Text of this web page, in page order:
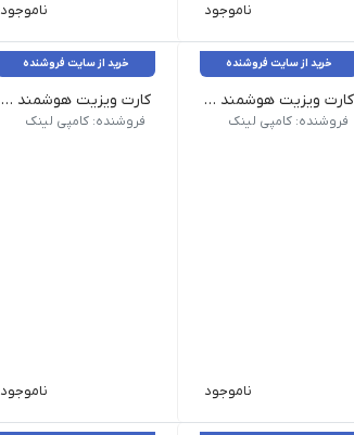
ناموجود ناموجود
خرید از سایت فروشنده
کارت ویزیت هوشمند QR _ لمینت کتان امباس جنس: گلاسه 300 گرم کُره‌ای
فروشنده: کامپی لینک
ناموجود
خرید از سایت فروشنده
کارت ویزیت هوشمند QR _ کتان امباس طرح لمینت جنس: گلاسه 300 گرم کُره‌ای
فروشنده: کامپی لینک
ناموجود